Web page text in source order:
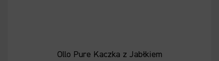
Ollo Pure Kaczka z Jabłkiem